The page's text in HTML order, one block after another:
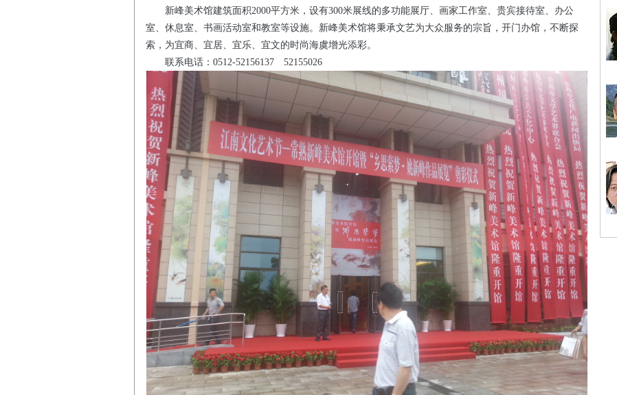
新峰美术馆建筑面积2000平方米，设有300米展线的多功能展厅、画家工作室、贵宾接待室、办公
室、休息室、书画活动室和教室等设施。新峰美术馆将秉承文艺为大众服务的宗旨，开门办馆，不断探
索，为宜商、宜居、宜乐、宜文的时尚海虞增光添彩。
联系电话： 0512-52156137 52155026